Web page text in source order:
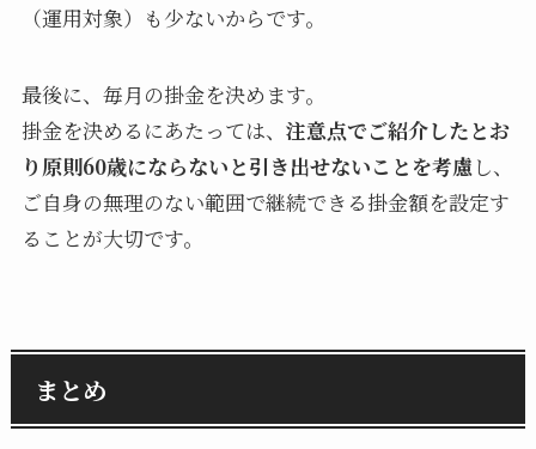
（運用対象）も少ないからです。
最後に、毎月の掛金を決めます。
掛金を決めるにあたっては、 注意点でご紹介したとお
り原則60歳にならないと引き出せないことを考慮し、
ご自身の無理のない範囲で継続できる掛金額を設定す
ることが大切です。
まとめ